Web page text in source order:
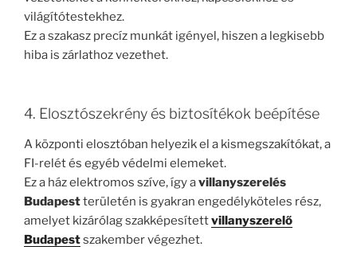
világítótestekhez.
Ez a szakasz precíz munkát igényel, hiszen a legkisebb
hiba is zárlathoz vezethet.
4. Elosztószekrény és biztosítékok beépítése
A központi elosztóban helyezik el a kismegszakítókat, a
FI-relét és egyéb védelmi elemeket.
Ez a ház elektromos szíve, így avillanyszerelés
Budapestterületén is gyakran engedélyköteles rész,
amelyet kizárólag szakképesítettvillanyszerelő
Budapestszakember végezhet.